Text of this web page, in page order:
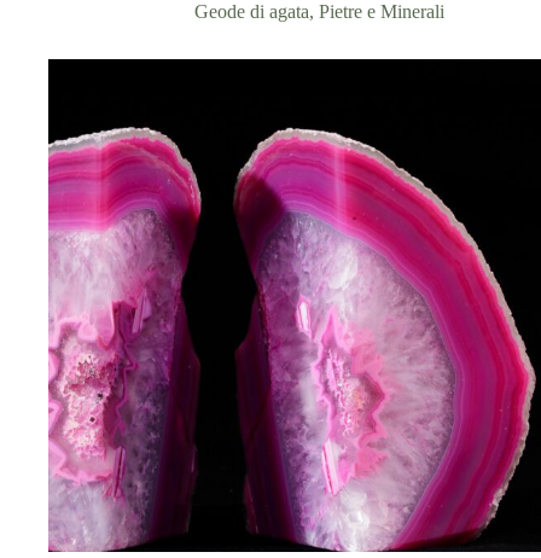
Geode di agata, Pietre e Minerali